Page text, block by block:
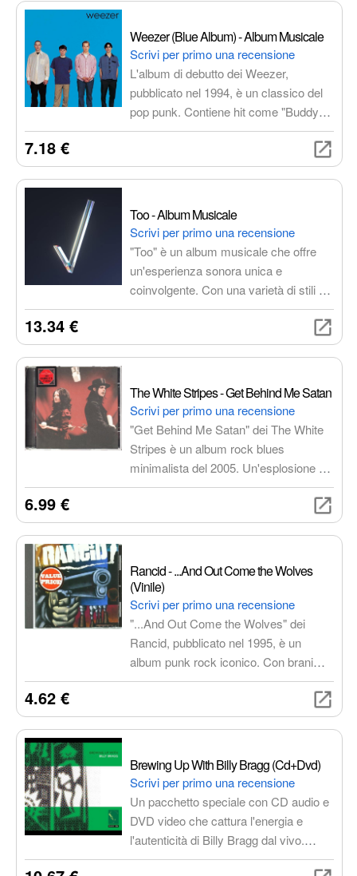
Weezer (Blue Album) - Album Musicale
Scrivi per primo una recensione
L'album di debutto dei Weezer,
pubblicato nel 1994, è un classico del
pop punk. Contiene hit come "Buddy
Holly", "Say It Ain't So" e "Undone -
amanti del genere.
7.18 €
Too - Album Musicale
Scrivi per primo una recensione
"Too" è un album musicale che offre
un'esperienza sonora unica e
coinvolgente. Con una varietà di stili e
una qualità audio superiore, è perfetto
momenti di puro piacere musicale.
13.34 €
The White Stripes - Get Behind Me Satan
Scrivi per primo una recensione
"Get Behind Me Satan" dei The White
Stripes è un album rock blues
minimalista del 2005. Un'esplosione di
riff graffianti, ritmi ossessivi e la voce
iconici come "Blue Orchid" e "My
garage rock in un'esperienza sonora
unica e coinvolgente.
6.99 €
Rancid - ...And Out Come the Wolves
(Vinile)
Scrivi per primo una recensione
"...And Out Come the Wolves" dei
Rancid, pubblicato nel 1995, è un
album punk rock iconico. Con brani
come "Roots Radicals" e "Ruby Soho",
cattura l'essenza del punk californiano
degli anni '90 ed è un must-have per gli
4.62 €
Brewing Up With Billy Bragg (Cd+Dvd)
Scrivi per primo una recensione
Un pacchetto speciale con CD audio e
DVD video che cattura l'energia e
l'autenticità di Billy Bragg dal vivo.
Rivivi i suoi migliori brani e